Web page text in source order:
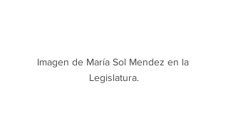
Imagen de María Sol Mendez en la
Legislatura.